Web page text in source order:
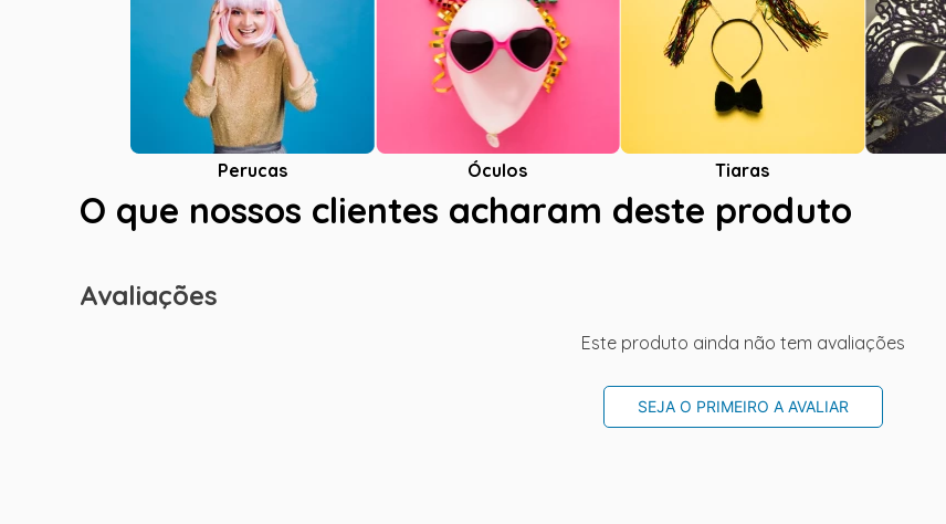
Perucas Óculos Tiaras
O que nossos clientes acharam deste produto
Avaliações
Este produto ainda não tem avaliações
SEJA O PRIMEIRO A AVALIAR